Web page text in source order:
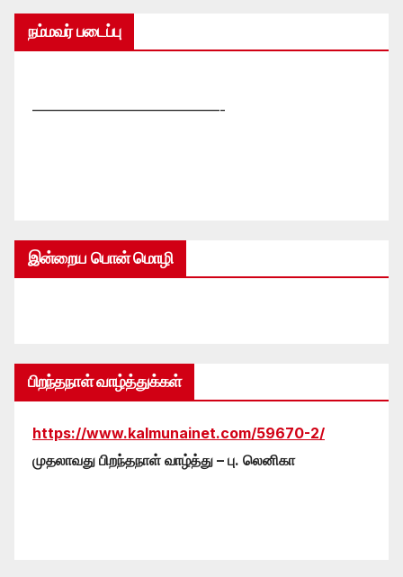
நம்மவர் படைப்பு
—————————————-
இன்றைய பொன் மொழி
பிறந்தநாள் வாழ்த்துக்கள்
https://www.kalmunainet.com/59670-2/
முதலாவது பிறந்தநாள் வாழ்த்து – பு. லெனிகா